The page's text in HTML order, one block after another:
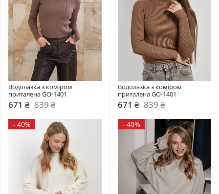
Водолазка з коміром
приталена GO-1401
671 ₴ 839 ₴
Водолазка з коміром
приталена GO-1401
671 ₴ 839 ₴
- 40% - 40%